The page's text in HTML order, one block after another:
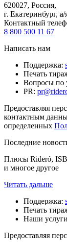
620027, Россия,
г. Екатеринбург, а/
Контактный
8 800 500 11 67
Написать нам
Поддержка:
Печать
Вопросы по
PR:
Предоставляя
контактным
определенных
Последние
Плюсы Rideró,
и многое другое
Читать дальше
Поддержка:
Печать
Наши услуги
Предоставляя